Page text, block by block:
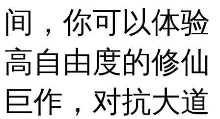
间，你可以体验
高自由度的修仙
巨作，对抗大道